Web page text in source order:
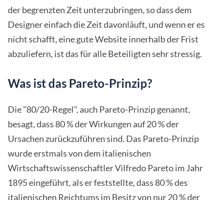
der begrenzten Zeit unterzubringen, so dass dem
Designer einfach die Zeit davonläuft, und wenn er es
nicht schafft, eine gute Website innerhalb der Frist
abzuliefern, ist das für alle Beteiligten sehr stressig.
Was ist das Pareto-Prinzip?
Die "80/20-Regel", auch Pareto-Prinzip genannt,
besagt, dass 80 % der Wirkungen auf 20 % der
Ursachen zurückzuführen sind. Das Pareto-Prinzip
wurde erstmals von dem italienischen
Wirtschaftswissenschaftler Vilfredo Pareto im Jahr
1895 eingeführt, als er feststellte, dass 80 % des
italienischen Reichtums im Besitz von nur 20 % der